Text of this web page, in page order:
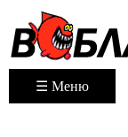
☰ Меню